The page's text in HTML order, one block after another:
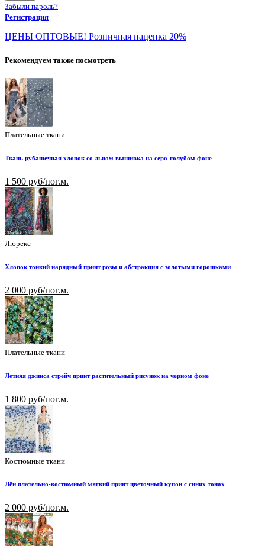
Забыли пароль?
Регистрация
ЦЕНЫ ОПТОВЫЕ! Розничная наценка 20%
Рекомендуем также посмотреть
Плательные ткани
Ткань рубашечная хлопок со льном вышивка на серо-голубом фоне
1 500 руб/пог.м.
Люрекс
Хлопок тонкий нарядный принт розы и абстракция с золотыми горошками
2 000 руб/пог.м.
Плательные ткани
Летняя джинса стрейч принт растительный рисунок на черном фоне
1 800 руб/пог.м.
Костюмные ткани
Лён плательно-костюмный мягкий принт цветочный купон с синих тонах
2 000 руб/пог.м.